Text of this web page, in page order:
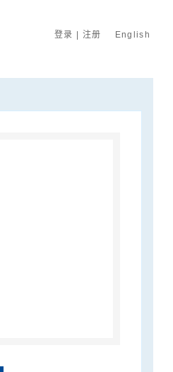
登录 | 注册 English